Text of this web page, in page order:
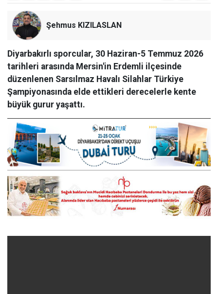
Şehmus KIZILASLAN
Diyarbakırlı sporcular, 30 Haziran-5 Temmuz 2026
tarihleri arasında Mersin'in Erdemli ilçesinde
düzenlenen Sarsılmaz Havalı Silahlar Türkiye
Şampiyonasında elde ettikleri derecelerle kente
büyük gurur yaşattı.